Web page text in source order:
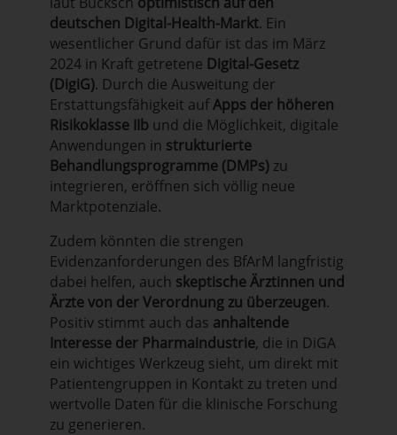
deutschen Digital-Health-Markt. Ein
wesentlicher Grund dafür ist das im März
2024 in Kraft getretene Digital-Gesetz
(DigiG). Durch die Ausweitung der
Erstattungsfähigkeit aufApps der höheren
Risikoklasse IIb und die Möglichkeit, digitale
Anwendungen in strukturierte
Behandlungsprogramme (DMPs) zu
integrieren, eröffnen sich völlig neue
Marktpotenziale.
Zudem könnten die strengen
Evidenzanforderungen des BfArM langfristig
dabei helfen, auch skeptische Ärztinnen und
Ärzte von der Verordnung zu überzeugen.
Positiv stimmt auch das anhaltende
Interesse der Pharmaindustrie, die in DiGA
ein wichtiges Werkzeug sieht, um direkt mit
Patientengruppen in Kontakt zu treten und
wertvolle Daten für die klinische Forschung
zu generieren.